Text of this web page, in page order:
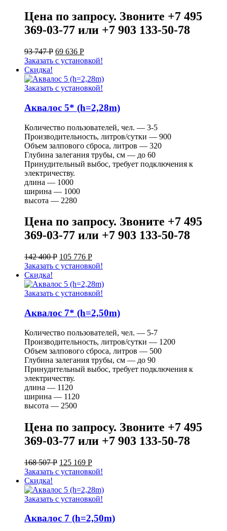
Цена по запросу. Звоните +7 495
369-03-77 или +7 903 133-50-78
93 747Р 69 636 Р
Заказать с установкой!
Скидка!
Заказать с установкой!
Аквалос 5* (h=2,28m)
Количество пользователей, чел. — 3-5
Производительность, литров/сутки — 900
Объем залпового сброса, литров — 320
Глубина залегания трубы, см — до 60
Принудительный выбос, требует подключения к
электричеству.
длина — 1000
ширина — 1000
высота — 2280
Цена по запросу. Звоните +7 495
369-03-77 или +7 903 133-50-78
142 400Р 105 776 Р
Заказать с установкой!
Скидка!
Заказать с установкой!
Аквалос 7* (h=2,50m)
Количество пользователей, чел. — 5-7
Производительность, литров/сутки — 1200
Объем залпового сброса, литров — 500
Глубина залегания трубы, см — до 90
Принудительный выбос, требует подключения к
электричеству.
длина — 1120
ширина — 1120
высота — 2500
Цена по запросу. Звоните +7 495
369-03-77 или +7 903 133-50-78
168 507Р 125 169 Р
Заказать с установкой!
Скидка!
Заказать с установкой!
Аквалос 7 (h=2,50m)